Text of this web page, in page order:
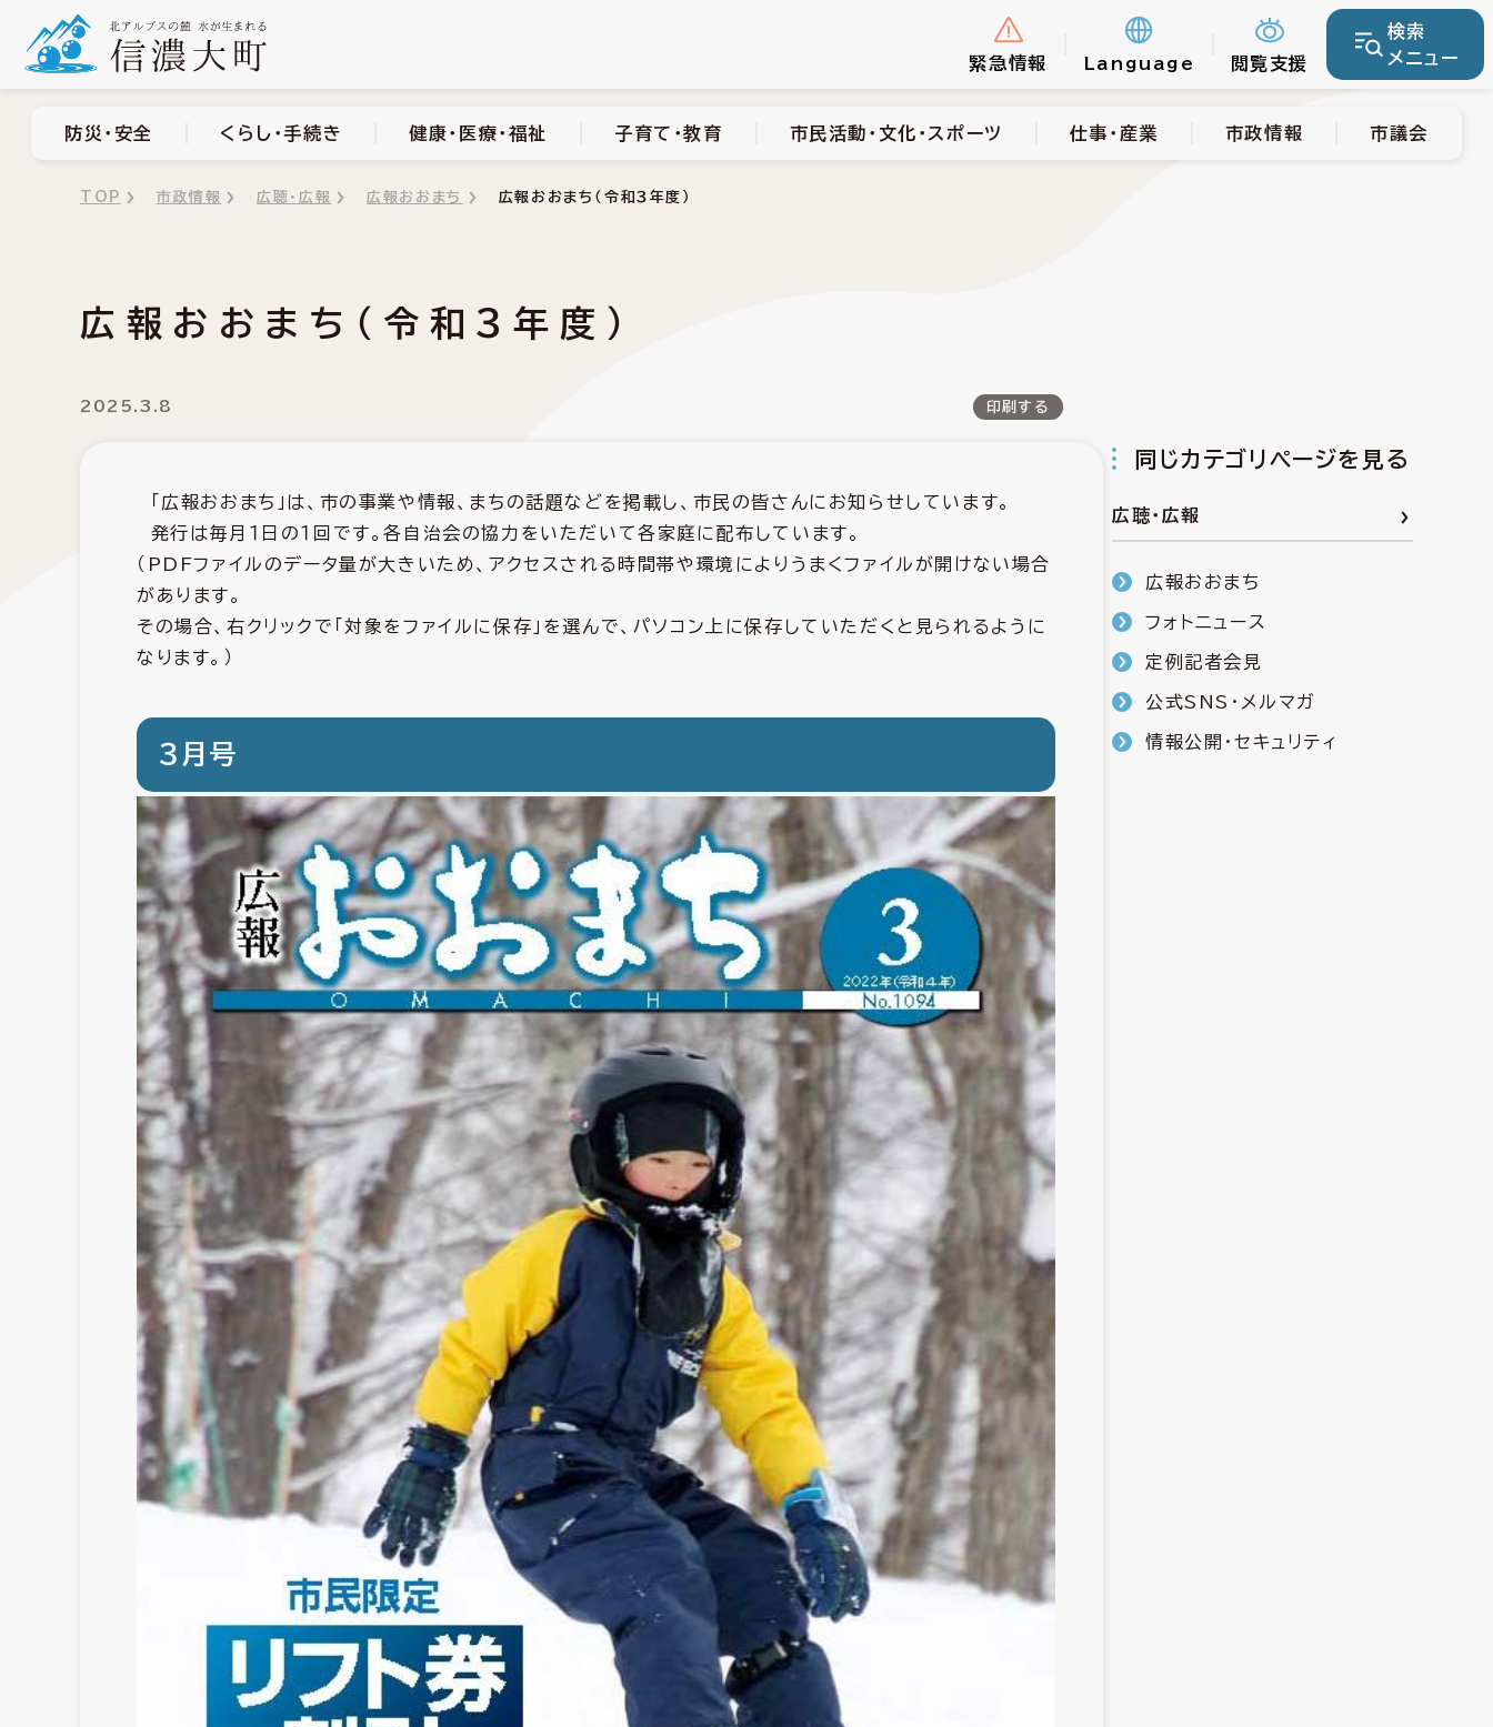
緊急情報 Language 閲覧支援
検索
メニュー
市民活動・文化・スポーツ 市政情報 市議会
防災・安全 くらし・手続き 健康・医療・福祉 子育て・教育 市民活動・文化・スポーツ 仕事・産業 市政情報 市議会
TOP 市政情報 広聴・広報 広報おおまち 広報おおまち（令和３年度）
広報おおまち（令和３年度）
2025.3.8 印刷する
「広報おおまち」は、市の事業や情報、まちの話題などを掲載し、市民の皆さんにお知らせしています。
発行は毎月１日の１回です。各自治会の協力をいただいて各家庭に配布しています。
（PDFファイルのデータ量が大きいため、アクセスされる時間帯や環境によりうまくファイルが開けない場合
があります。
その場合、右クリックで「対象をファイルに保存」を選んで、パソコン上に保存していただくと見られるように
なります。）
３月号
同じカテゴリページを見る
広聴・広報
広報おおまち
フォトニュース
定例記者会見
公式SNS・メルマガ
情報公開・セキュリティ